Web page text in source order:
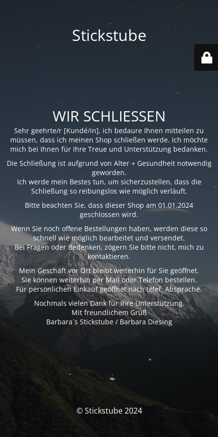
Stickstube
WIR SCHLIESSEN
Sehr geehrte/r [Kunde/in], ich bedaure Ihnen mitteilen zu
müssen, dass ich meinen Shop schließen werde. Ich möchte
mich bei Ihnen für Ihre Treue und Unterstützung bedanken.
Die Schließung ist aufgrund von Alter + Gesundheit notwendig
geworden.
Ich werde mein Bestes tun, um sicherzustellen, dass die
Schließung so reibungslos wie möglich verläuft.
Bitte beachten Sie, dass dieser Shop am 01.01.2024
geschlossen wird.
Wenn Sie noch offene Bestellungen haben, werden diese so
schnell wie möglich bearbeitet und versendet.
Bei Fragen oder Bedenken, zögern Sie bitte nicht, mich zu
kontaktieren.
Mein Geschäft vor Ort bleibt weiterhin für Sie geöffnet.
Sie können weiterhin per Mail oder Telefon bestellen.
Für persönlichen Einkauf geöffnet nach telef. Absprache.
Nochmals vielen Dank für Ihre Unterstützung.
Mit freundlichem Gruß
Barbara´s Stickstube / Barbara Diesing
© Stickstube 2024